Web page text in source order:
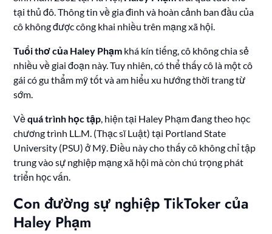
tại thủ đô. Thông tin về gia đình và hoàn cảnh ban đầu của
cô không được công khai nhiều trên mạng xã hội.
Tuổi thơ của Haley Phạm khá kín tiếng, cô không chia sẻ
nhiều về giai đoạn này. Tuy nhiên, có thể thấy cô là một cô
gái có gu thẩm mỹ tốt và am hiểu xu hướng thời trang từ
sớm.
Vềquá trình học tập, hiện tại Haley Phạm đang theo học
chương trình LL.M. (Thạc sĩ Luật) tại Portland State
University (PSU) ở Mỹ. Điều này cho thấy cô không chỉ tập
trung vào sự nghiệp mạng xã hội mà còn chú trọng phát
triển học vấn.
Con đường sự nghiệp TikToker của
Haley Phạm